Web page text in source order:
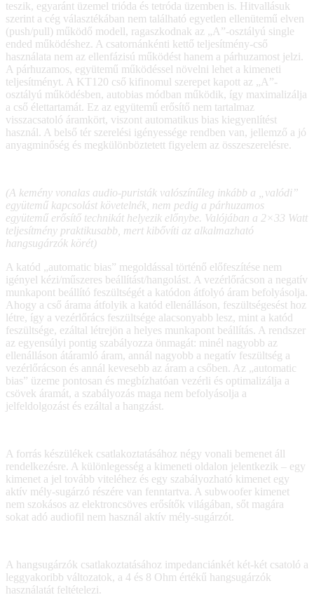
teszik, egyaránt üzemel trióda és tetróda üzemben is. Hitvallásuk
szerint a cég választékában nem található egyetlen ellenütemű elven
(push/pull) működő modell, ragaszkodnak az „A”-osztályú single
ended működéshez. A csatornánkénti kettő teljesítmény-cső
használata nem az ellenfázisú működést hanem a párhuzamost jelzi.
A párhuzamos, együtemű működéssel növelni lehet a kimeneti
teljesítményt. A KT120 cső kifinomul szerepet kapott az „A”-
osztályú működésben, autobias módban működik, így maximalizálja
a cső élettartamát. Ez az együtemű erősítő nem tartalmaz
visszacsatoló áramkört, viszont automatikus bias kiegyenlítést
használ. A belső tér szerelési igényessége rendben van, jellemző a jó
anyagminőség és megkülönböztetett figyelem az összeszerelésre.
(A kemény vonalas audio-puristák valószínűleg inkább a „valódi”
együtemű kapcsolást követelnék, nem pedig a párhuzamos
együtemű erősítő technikát helyezik előnybe. Valójában a 2×33 Watt
teljesítmény praktikusabb, mert kibővíti az alkalmazható
hangsugárzók körét)
A katód „automatic bias” megoldással történő előfeszítése nem
igényel kézi/műszeres beállítást/hangolást. A vezérlőrácson a negatív
munkapont beállító feszültségét a katódon átfolyó áram befolyásolja.
Ahogy a cső árama átfolyik a katód ellenálláson, feszültségesést hoz
létre, így a vezérlőrács feszültsége alacsonyabb lesz, mint a katód
feszültsége, ezáltal létrejön a helyes munkapont beállítás. A rendszer
az egyensúlyi pontig szabályozza önmagát: minél nagyobb az
ellenálláson átáramló áram, annál nagyobb a negatív feszültség a
vezérlőrácson és annál kevesebb az áram a csőben. Az „automatic
bias” üzeme pontosan és megbízhatóan vezérli és optimalizálja a
csövek áramát, a szabályozás maga nem befolyásolja a
jelfeldolgozást és ezáltal a hangzást.
A forrás készülékek csatlakoztatásához négy vonali bemenet áll
rendelkezésre. A különlegesség a kimeneti oldalon jelentkezik – egy
kimenet a jel tovább viteléhez és egy szabályozható kimenet egy
aktív mély-sugárzó részére van fenntartva. A subwoofer kimenet
nem szokásos az elektroncsöves erősítők világában, sőt magára
sokat adó audiofil nem használ aktív mély-sugárzót.
A hangsugárzók csatlakoztatásához impedanciánkét két-két csatoló a
leggyakoribb változatok, a 4 és 8 Ohm értékű hangsugárzók
használatát feltételezi.